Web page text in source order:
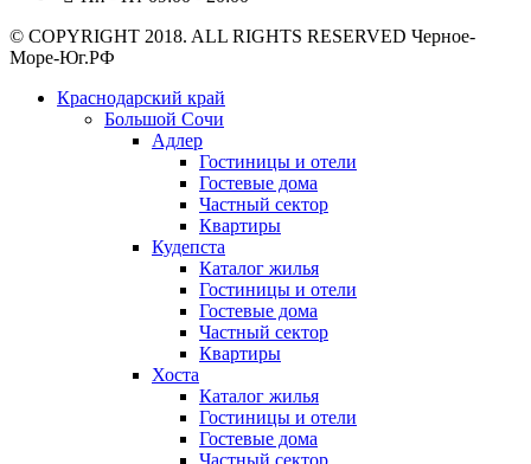
© COPYRIGHT 2018. ALL RIGHTS RESERVED Черное-
Море-Юг.РФ
Краснодарский край
Большой Сочи
Адлер
Гостиницы и отели
Гостевые дома
Частный сектор
Квартиры
Кудепста
Каталог жилья
Гостиницы и отели
Гостевые дома
Частный сектор
Квартиры
Хоста
Каталог жилья
Гостиницы и отели
Гостевые дома